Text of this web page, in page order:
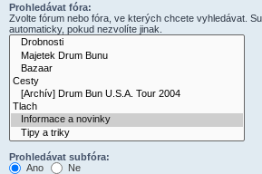
Prohledávat fóra:
Zvolte fórum nebo fóra, ve kterých chcete vyhledávat.
automaticky, pokud nezvolíte jinak.
Prohledávat subfóra:
Ano
Ne